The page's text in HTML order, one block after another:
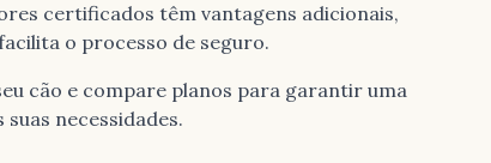
certificados têm vantagens adicionais,
o processo de seguro.
cão e compare planos para garantir uma
necessidades.